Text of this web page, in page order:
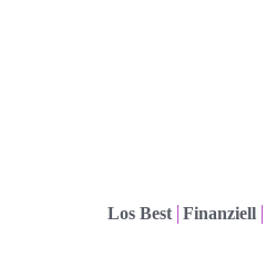
Los Best Finanziell